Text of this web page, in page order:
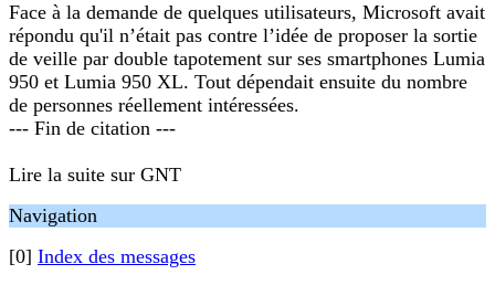
Face à la demande de quelques utilisateurs, Microsoft avait
répondu qu'il n’était pas contre l’idée de proposer la sortie
de veille par double tapotement sur ses smartphones Lumia
950 et Lumia 950 XL. Tout dépendait ensuite du nombre
de personnes réellement intéressées.
--- Fin de citation ---
Lire la suite sur GNT
Navigation
[0] Index des messages